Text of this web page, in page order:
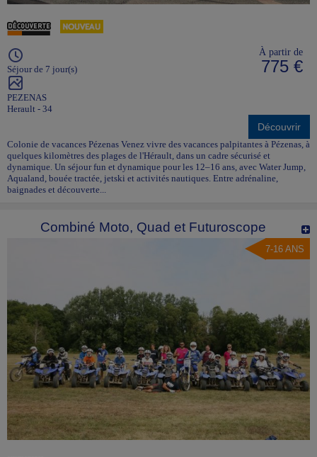
Séjour de 7 jour(s)
PEZENAS
Herault - 34
À partir de
775 €
Découvrir
Colonie de vacances Pézenas Venez vivre des vacances palpitantes à Pézenas, à
quelques kilomètres des plages de l'Hérault, dans un cadre sécurisé et
dynamique. Un séjour fun et dynamique pour les 12–16 ans, avec Water Jump,
Aqualand, bouée tractée, jetski et activités nautiques. Entre adrénaline,
baignades et découverte...
Combiné Moto, Quad et Futuroscope
7-16 ANS